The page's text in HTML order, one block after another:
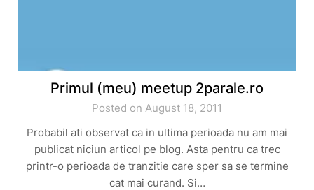
Primul (meu) meetup 2parale.ro
Posted on August 18, 2011
Probabil ati observat ca in ultima perioada nu am mai
publicat niciun articol pe blog. Asta pentru ca trec
printr-o perioada de tranzitie care sper sa se termine
cat mai curand. Si…